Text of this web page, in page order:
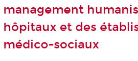
management
hôpitaux et des
médico-sociaux